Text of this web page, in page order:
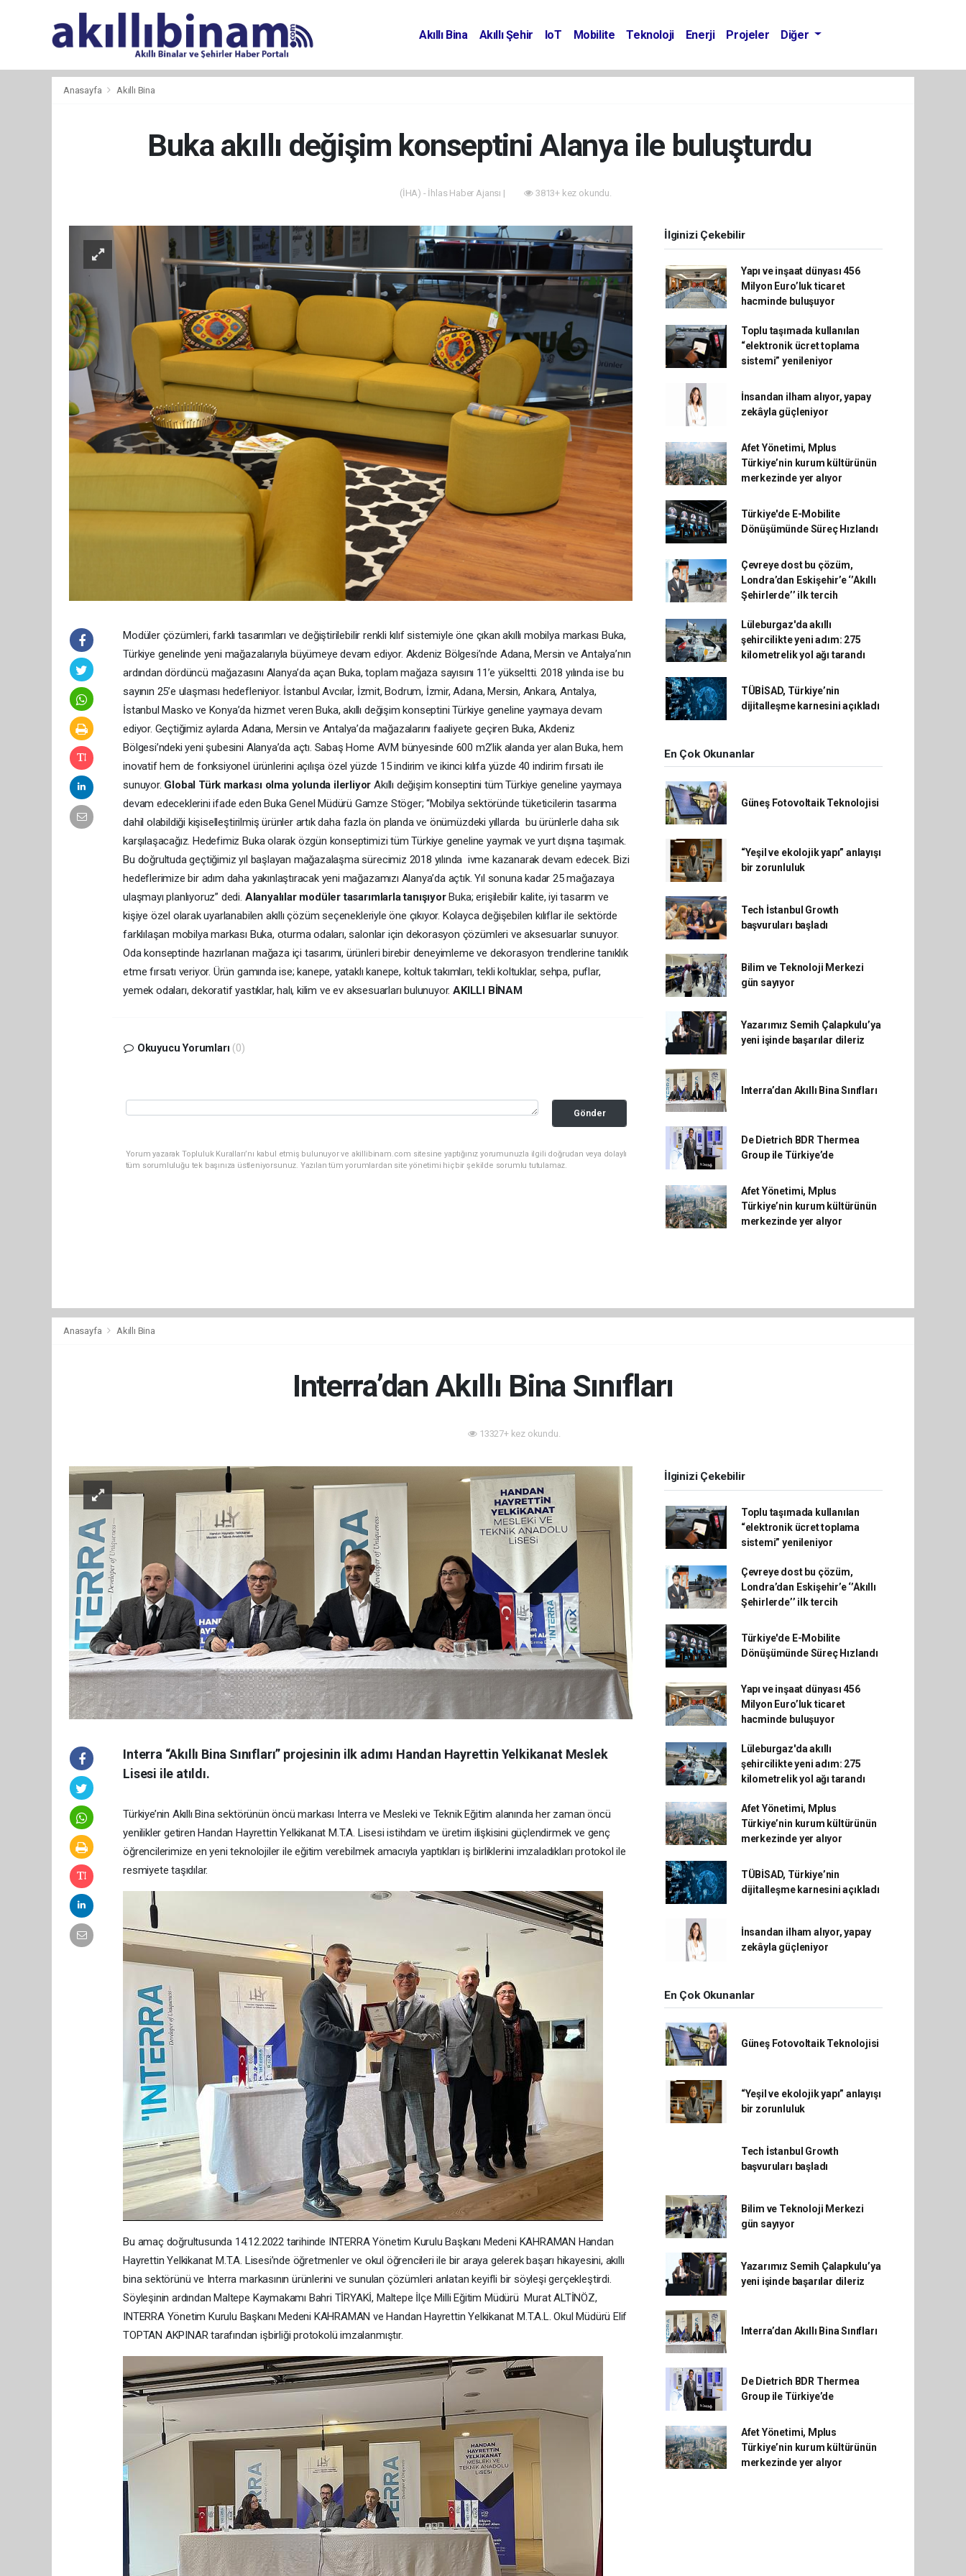
Akıllı Bina Akıllı Şehir IoT Mobilite Teknoloji Enerji Projeler Diğer
Anasayfa Akıllı Bina
Buka akıllı değişim konseptini Alanya ile buluşturdu
(İHA) - İhlas Haber Ajansı | 3813+ kez okundu.
Modüler çözümleri, farklı tasarımları ve değiştirilebilir renkli kılıf sistemiyle öne çıkan akıllı mobilya markası Buka,
Türkiye genelinde yeni mağazalarıyla büyümeye devam ediyor. Akdeniz Bölgesi’nde Adana, Mersin ve Antalya’nın
ardından dördüncü mağazasını Alanya’da açan Buka, toplam mağaza sayısını 11’e yükseltti. 2018 yılında ise bu
sayının 25’e ulaşması hedefleniyor. İstanbul Avcılar, İzmit, Bodrum, İzmir, Adana, Mersin, Ankara, Antalya,
İstanbul Masko ve Konya’da hizmet veren Buka, akıllı değişim konseptini Türkiye geneline yaymaya devam
ediyor. Geçtiğimiz aylarda Adana, Mersin ve Antalya’da mağazalarını faaliyete geçiren Buka, Akdeniz
Bölgesi’ndeki yeni şubesini Alanya’da açtı. Sabaş Home AVM bünyesinde 600 m2’lik alanda yer alan Buka, hem
inovatif hem de fonksiyonel ürünlerini açılışa özel yüzde 15 indirim ve ikinci kılıfa yüzde 40 indirim fırsatı ile
sunuyor. Global Türk markası olma yolunda ilerliyor Akıllı değişim konseptini tüm Türkiye geneline yaymaya
devam edeceklerini ifade eden Buka Genel Müdürü Gamze Stöger; “Mobilya sektöründe tüketicilerin tasarıma
dahil olabildiği kişiselleştirilmiş ürünler artık daha fazla ön planda ve önümüzdeki yıllarda bu ürünlerle daha sık
karşılaşacağız. Hedefimiz Buka olarak özgün konseptimizi tüm Türkiye geneline yaymak ve yurt dışına taşımak.
Bu doğrultuda geçtiğimiz yıl başlayan mağazalaşma sürecimiz 2018 yılında ivme kazanarak devam edecek. Bizi
hedeflerimize bir adım daha yakınlaştıracak yeni mağazamızı Alanya’da açtık. Yıl sonuna kadar 25 mağazaya
ulaşmayı planlıyoruz” dedi. Alanyalılar modüler tasarımlarla tanışıyorBuka; erişilebilir kalite, iyi tasarım ve
kişiye özel olarak uyarlanabilen akıllı çözüm seçenekleriyle öne çıkıyor. Kolayca değişebilen kılıflar ile sektörde
farklılaşan mobilya markası Buka, oturma odaları, salonlar için dekorasyon çözümleri ve aksesuarlar sunuyor.
Oda konseptinde hazırlanan mağaza içi tasarımı, ürünleri birebir deneyimleme ve dekorasyon trendlerine tanıklık
etme fırsatı veriyor. Ürün gamında ise; kanepe, yataklı kanepe, koltuk takımları, tekli koltuklar, sehpa, puflar,
yemek odaları, dekoratif yastıklar, halı, kilim ve ev aksesuarları bulunuyor.AKILLI BİNAM
Okuyucu Yorumları (0)
Gönder
Yorum yazarak Topluluk Kuralları’nı kabul etmiş bulunuyor ve akillibinam.com sitesine yaptığınız yorumunuzla ilgili doğrudan veya dolaylı
tüm sorumluluğu tek başınıza üstleniyorsunuz. Yazılan tüm yorumlardan site yönetimi hiçbir şekilde sorumlu tutulamaz.
İlginizi Çekebilir
Yapı ve inşaat dünyası 456
Milyon Euro’luk ticaret
hacminde buluşuyor
Toplu taşımada kullanılan
“elektronik ücret toplama
sistemi” yenileniyor
İnsandan ilham alıyor, yapay
zekâyla güçleniyor
Afet Yönetimi, Mplus
Türkiye’nin kurum kültürünün
merkezinde yer alıyor
Türkiye'de E-Mobilite
Dönüşümünde Süreç Hızlandı
Çevreye dost bu çözüm,
Londra’dan Eskişehir’e ‘’Akıllı
Şehirlerde’’ ilk tercih
Lüleburgaz'da akıllı
şehircilikte yeni adım: 275
kilometrelik yol ağı tarandı
TÜBİSAD, Türkiye’nin
dijitalleşme karnesini açıkladı
En Çok Okunanlar
Güneş Fotovoltaik Teknolojisi
“Yeşil ve ekolojik yapı” anlayışı
bir zorunluluk
Tech İstanbul Growth
başvuruları başladı
Bilim ve Teknoloji Merkezi
gün sayıyor
Yazarımız Semih Çalapkulu’ya
yeni işinde başarılar dileriz
Interra’dan Akıllı Bina Sınıfları
De Dietrich BDR Thermea
Group ile Türkiye’de
Afet Yönetimi, Mplus
Türkiye’nin kurum kültürünün
merkezinde yer alıyor
Anasayfa Akıllı Bina
Interra’dan Akıllı Bina Sınıfları
13327+ kez okundu.
Interra “Akıllı Bina Sınıfları” projesinin ilk adımı Handan Hayrettin Yelkikanat Meslek
Lisesi ile atıldı.
Türkiye’nin Akıllı Bina sektörünün öncü markası Interra ve Mesleki ve Teknik Eğitim alanında her zaman öncü
yenilikler getiren Handan Hayrettin Yelkikanat M.T.A. Lisesi istihdam ve üretim ilişkisini güçlendirmek ve genç
öğrencilerimize en yeni teknolojiler ile eğitim verebilmek amacıyla yaptıkları iş birliklerini imzaladıkları protokol ile
resmiyete taşıdılar.
Bu amaç doğrultusunda 14.12.2022 tarihinde INTERRA Yönetim Kurulu Başkanı Medeni KAHRAMAN Handan
Hayrettin Yelkikanat M.T.A. Lisesi’nde öğretmenler ve okul öğrencileri ile bir araya gelerek başarı hikayesini, akıllı
bina sektörünü ve Interra markasının ürünlerini ve sunulan çözümleri anlatan keyifli bir söyleşi gerçekleştirdi.
Söyleşinin ardından Maltepe Kaymakamı Bahri TİRYAKİ, Maltepe İlçe Milli Eğitim Müdürü Murat ALTİNÖZ,
INTERRA Yönetim Kurulu Başkanı Medeni KAHRAMAN ve Handan Hayrettin Yelkikanat M.T.A.L. Okul Müdürü Elif
TOPTAN AKPINAR tarafından işbirliği protokolü imzalanmıştır.
İlginizi Çekebilir
Toplu taşımada kullanılan
“elektronik ücret toplama
sistemi” yenileniyor
Çevreye dost bu çözüm,
Londra’dan Eskişehir’e ‘’Akıllı
Şehirlerde’’ ilk tercih
Türkiye'de E-Mobilite
Dönüşümünde Süreç Hızlandı
Yapı ve inşaat dünyası 456
Milyon Euro’luk ticaret
hacminde buluşuyor
Lüleburgaz'da akıllı
şehircilikte yeni adım: 275
kilometrelik yol ağı tarandı
Afet Yönetimi, Mplus
Türkiye’nin kurum kültürünün
merkezinde yer alıyor
TÜBİSAD, Türkiye’nin
dijitalleşme karnesini açıkladı
İnsandan ilham alıyor, yapay
zekâyla güçleniyor
En Çok Okunanlar
Güneş Fotovoltaik Teknolojisi
“Yeşil ve ekolojik yapı” anlayışı
bir zorunluluk
Tech İstanbul Growth
başvuruları başladı
Bilim ve Teknoloji Merkezi
gün sayıyor
Yazarımız Semih Çalapkulu’ya
yeni işinde başarılar dileriz
Interra’dan Akıllı Bina Sınıfları
De Dietrich BDR Thermea
Group ile Türkiye’de
Afet Yönetimi, Mplus
Türkiye’nin kurum kültürünün
merkezinde yer alıyor